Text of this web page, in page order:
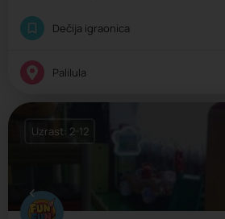
Dečija igraonica
Palilula
Uzrast: 2-12